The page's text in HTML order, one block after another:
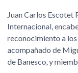
Juan Carlos Escotet
Internacional,
reconocimiento a los
acompañado de
de Banesco, y